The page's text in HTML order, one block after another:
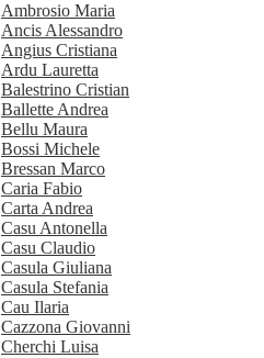
Ambrosio Maria
Ancis Alessandro
Angius Cristiana
Ardu Lauretta
Balestrino Cristian
Ballette Andrea
Bellu Maura
Bossi Michele
Bressan Marco
Caria Fabio
Carta Andrea
Casu Antonella
Casu Claudio
Casula Giuliana
Casula Stefania
Cau Ilaria
Cazzona Giovanni
Cherchi Luisa